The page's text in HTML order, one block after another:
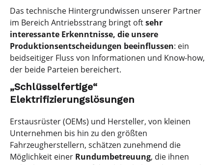
Das technische Hintergrundwissen unserer Partner
im Bereich Antriebsstrang bringt oftsehr
interessante Erkenntnisse, die unsere
Produktionsentscheidungen beeinflussen: ein
beidseitiger Fluss von Informationen und Know-how,
der beide Parteien bereichert.
„Schlüsselfertige“
Elektrifizierungslösungen
Erstausrüster (OEMs) und Hersteller, von kleinen
Unternehmen bis hin zu den größten
Fahrzeugherstellern, schätzen zunehmend die
Möglichkeit einer Rundumbetreuung, die ihnen